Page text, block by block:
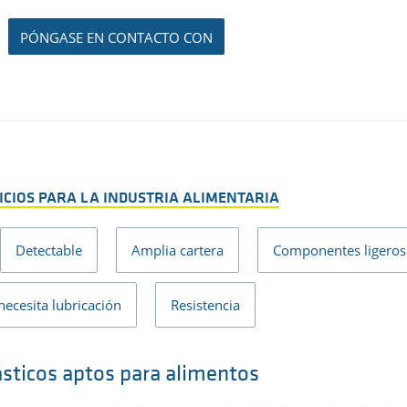
PÓNGASE EN CONTACTO CON
PARA LA INDUSTRIA ALIMENTARIA
Detectable Amplia cartera Componentes ligeros
lubricación Resistencia
aptos para alimentos